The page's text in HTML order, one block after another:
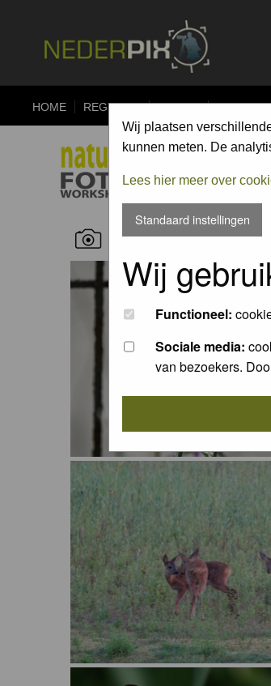
HOME REGISTER FORUM UPLOAD
Wij plaatsen
kunnen meten. De
Lees hier meer over
Standaard instellingen
Wij
Functioneel:
Sociale media:
van bezoekers.
RECENT NATURE